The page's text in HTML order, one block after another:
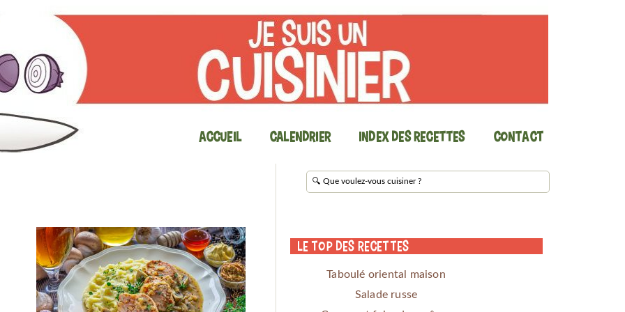
Accueil Calendrier Index des recettes Contact
Le Top des Recettes
Taboulé oriental maison
Salade russe